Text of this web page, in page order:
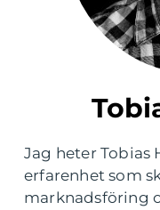
Jag heter Tobias
erfarenhet som
marknadsföring